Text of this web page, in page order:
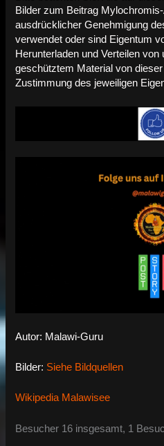
Bilder zum Beitrag
ausdrücklicher Genehmigung
verwendet oder sind Eigentum
Herunterladen und Verteilen von
geschütztem Material von
Zustimmung des jeweiligen
Autor: Malawi-Guru
Bilder: Siehe Bildquellen
Wikipedia Malawisee
Besucher 16 insgesamt, 1